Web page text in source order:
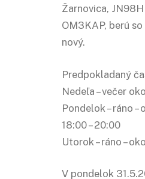
Žarnovica,
OM3KAP, berú
nový.
Predpokladaný
Nedeľa – večer
Pondelok – ráno
18:00 – 20:00
Utorok – ráno –
V pondelok